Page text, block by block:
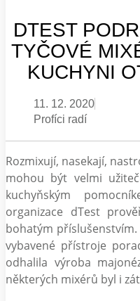
DTEST
TYČOVÉ
KUCHYNI
11. 12. 2020
Profíci radí
Rozmixují, nasekají,
mohou být velmi
kuchyňským
organizace dTest
bohatým
vybavené přístroje
odhalila výroba
některých mixérů byl i